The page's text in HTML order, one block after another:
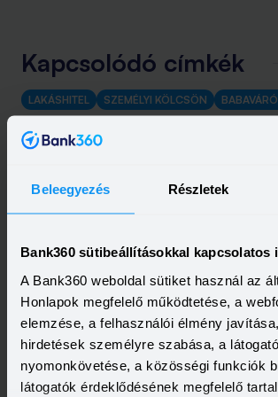
Beleegyezés Részletek
Bank360 sütibeállításokkal kapcsolatos
A Bank360 weboldal sütiket használ az
Honlapok megfelelő működtetése, a
elemzése, a felhasználói élmény
hirdetések személyre szabása, a
nyomonkövetése, a közösségi funkciók
látogatók érdeklődésének megfelelő
Kapcsolódó címkék
LAKÁSHITEL SZEMÉLYI KÖLCSÖN